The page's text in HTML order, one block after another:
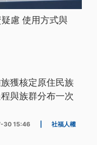
慮 使用方式與
獲核定原住民族
與族群分布一次
30 15:46 社福人權